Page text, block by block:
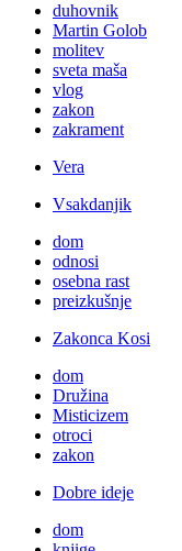
duhovnik
Martin Golob
molitev
sveta maša
vlog
zakon
zakrament
Vera
Vsakdanjik
dom
odnosi
osebna rast
preizkušnje
Zakonca Kosi
dom
Družina
Misticizem
otroci
zakon
Dobre ideje
dom